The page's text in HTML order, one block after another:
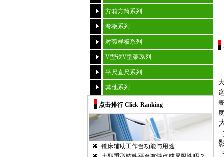
方箱方筒系列
弯板系列
对弧样板系列
V型铁V型架系列
平尺直尺系列
其他系列
点击排行 Click Ranking
镗床辅助工作台功能与用途